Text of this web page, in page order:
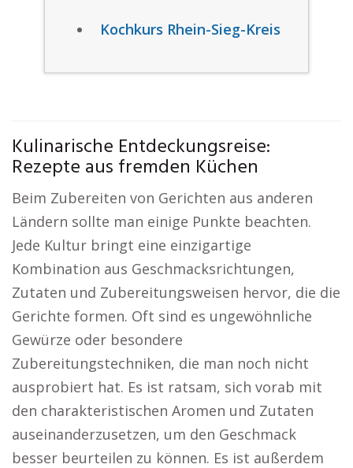
Kochkurs Rhein-Sieg-Kreis
Kulinarische Entdeckungsreise:
Rezepte aus fremden Küchen
Beim Zubereiten von Gerichten aus anderen
Ländern sollte man einige Punkte beachten.
Jede Kultur bringt eine einzigartige
Kombination aus Geschmacksrichtungen,
Zutaten und Zubereitungsweisen hervor, die die
Gerichte formen. Oft sind es ungewöhnliche
Gewürze oder besondere
Zubereitungstechniken, die man noch nicht
ausprobiert hat. Es ist ratsam, sich vorab mit
den charakteristischen Aromen und Zutaten
auseinanderzusetzen, um den Geschmack
besser beurteilen zu können. Es ist außerdem